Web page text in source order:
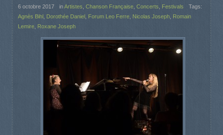
6 octobre 2017 inArtistes Chanson Française Concerts Festivals
Tags:
Agnès Bihl Dorothée Daniel Forum Leo Ferre Nicolas Joseph Romain
Lemire Roxane Joseph